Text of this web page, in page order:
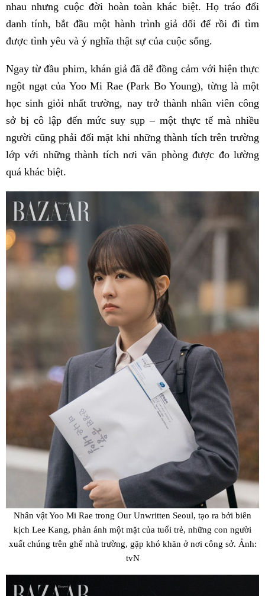
nhau nhưng cuộc đời hoàn toàn khác biệt. Họ tráo đổi
danh tính, bắt đầu một hành trình giả dối để rồi đi tìm
được tình yêu và ý nghĩa thật sự của cuộc sống.
Ngay từ đầu phim, khán giả đã dễ đồng cảm với hiện thực
ngột ngạt của Yoo Mi Rae (Park Bo Young), từng là một
học sinh giỏi nhất trường, nay trở thành nhân viên công
sở bị cô lập đến mức suy sụp – một thực tế mà nhiều
người cũng phải đối mặt khi những thành tích trên trường
lớp với những thành tích nơi văn phòng được đo lường
quá khác biệt.
Nhân vật Yoo Mi Rae trong Our Unwritten Seoul, tạo ra bởi biên
kịch Lee Kang, phản ánh một mặt của tuổi trẻ, những con người
xuất chúng trên ghế nhà trường, gặp khó khăn ở nơi công sở. Ảnh:
tvN